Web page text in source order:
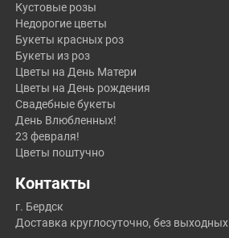
Кустовые розы
Недорогие цветы
Букеты красных роз
Букеты из роз
Цветы на День Матери
Цветы на День рождения
Свадебные букеты
День Влюбленных!
23 февраля!
Цветы поштучно
Контакты
г. Бердск
Доставка круглосуточно, без выходных